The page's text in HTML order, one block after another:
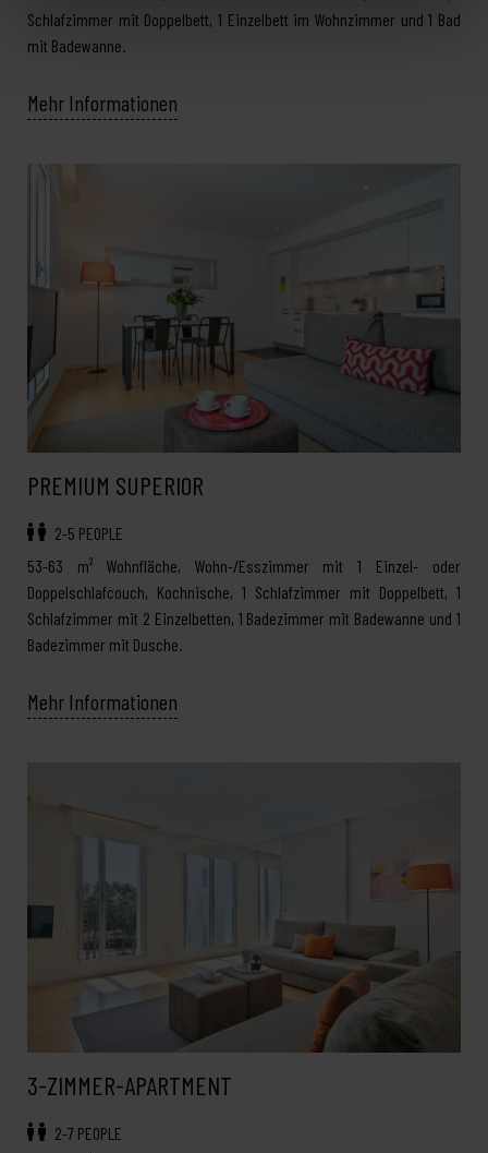
Schlafzimmer mit Doppelbett, 1 Einzelbett im Wohnzimmer und 1 Bad
mit Badewanne.
Mehr Informationen
PREMIUM SUPERIOR
2-5 PEOPLE
53-63 m² Wohnfläche, Wohn-/Esszimmer mit 1 Einzel- oder
Doppelschlafcouch, Kochnische, 1 Schlafzimmer mit Doppelbett, 1
Schlafzimmer mit 2 Einzelbetten, 1 Badezimmer mit Badewanne und 1
Badezimmer mit Dusche.
Mehr Informationen
3-ZIMMER-APARTMENT
2-7 PEOPLE